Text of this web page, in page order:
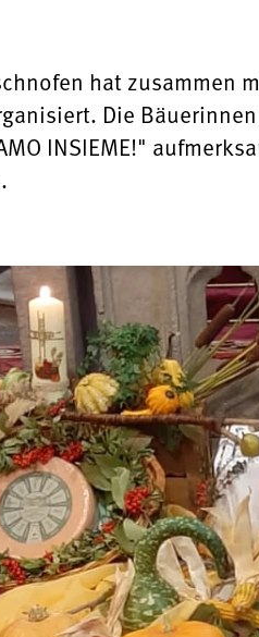
hat
Die
INSIEME!"